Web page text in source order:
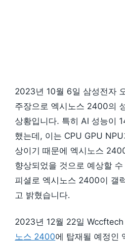
2023년 10월 6일 삼성전자
주장으로 엑시노스 2400의
상황입니다. 특히 AI 성능이
했는데, 이는 CPU GPU
상이기 때문에 엑시노스
향상되었을 것으로 예상할
피셜로 엑시노스 2400이 갤
고 밝혔습니다.
2023년 12월 22일 Wccftech
노스 2400에 탑재될 예정인